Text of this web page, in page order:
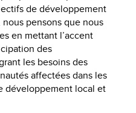
de développement
nous pensons que nous
en mettant l’accent
des
les besoins des
affectées dans les
développement local et